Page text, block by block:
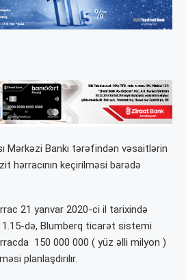
Mərkəzi Bankı tərəfindən vəsaitlərin
hərracının keçirilməsi barədə
21 yanvar 2020-ci il tarixində
də, Blumberq ticarət sistemi
150 000 000 ( yüz əlli milyon )
planlaşdırılır.